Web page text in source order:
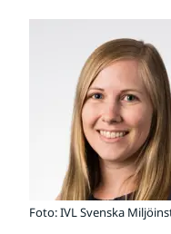
Foto: IVL Svenska